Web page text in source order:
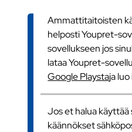
Ammattitaitoisten
helposti Youpret-
sovellukseen jos
lataa Youpret-
Google Playstaja
Jos et halua
käännökset